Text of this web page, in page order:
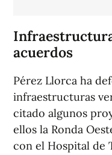
acuerdos
Pérez Llorca ha
infraestructuras
citado algunos
ellos la Ronda
con el Hospital de